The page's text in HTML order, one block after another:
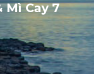
Mì Cay 7